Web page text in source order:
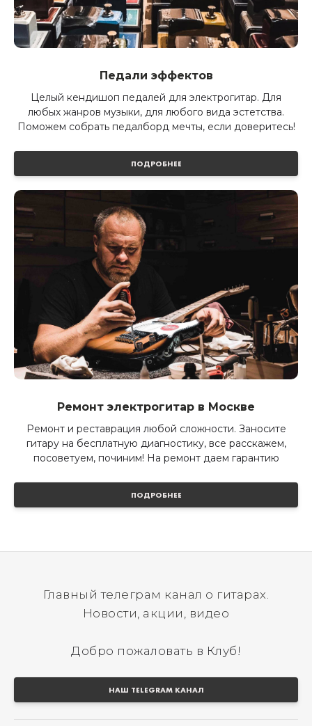
Педали эффектов
Целый кендишоп педалей для электрогитар. Для
любых жанров музыки, для любого вида эстетства.
Поможем собрать педалборд мечты, если доверитесь!
ПОДРОБНЕЕ
Ремонт электрогитар в Москве
Ремонт и реставрация любой сложности. Заносите
гитару на бесплатную диагностику, все расскажем,
посоветуем, починим! На ремонт даем гарантию
ПОДРОБНЕЕ
Главный телеграм канал о гитарах.
Новости, акции, видео
Добро пожаловать в Клуб!
НАШ TELEGRAM КАНАЛ